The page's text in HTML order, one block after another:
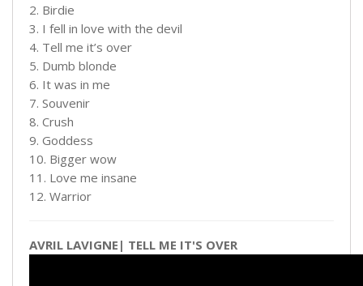
2. Birdie
3. I fell in love with the devil
4. Tell me it’s over
5. Dumb blonde
6. It was in me
7. Souvenir
8. Crush
9. Goddess
10. Bigger wow
11. Love me insane
12. Warrior
AVRIL LAVIGNE| TELL ME IT'S OVER